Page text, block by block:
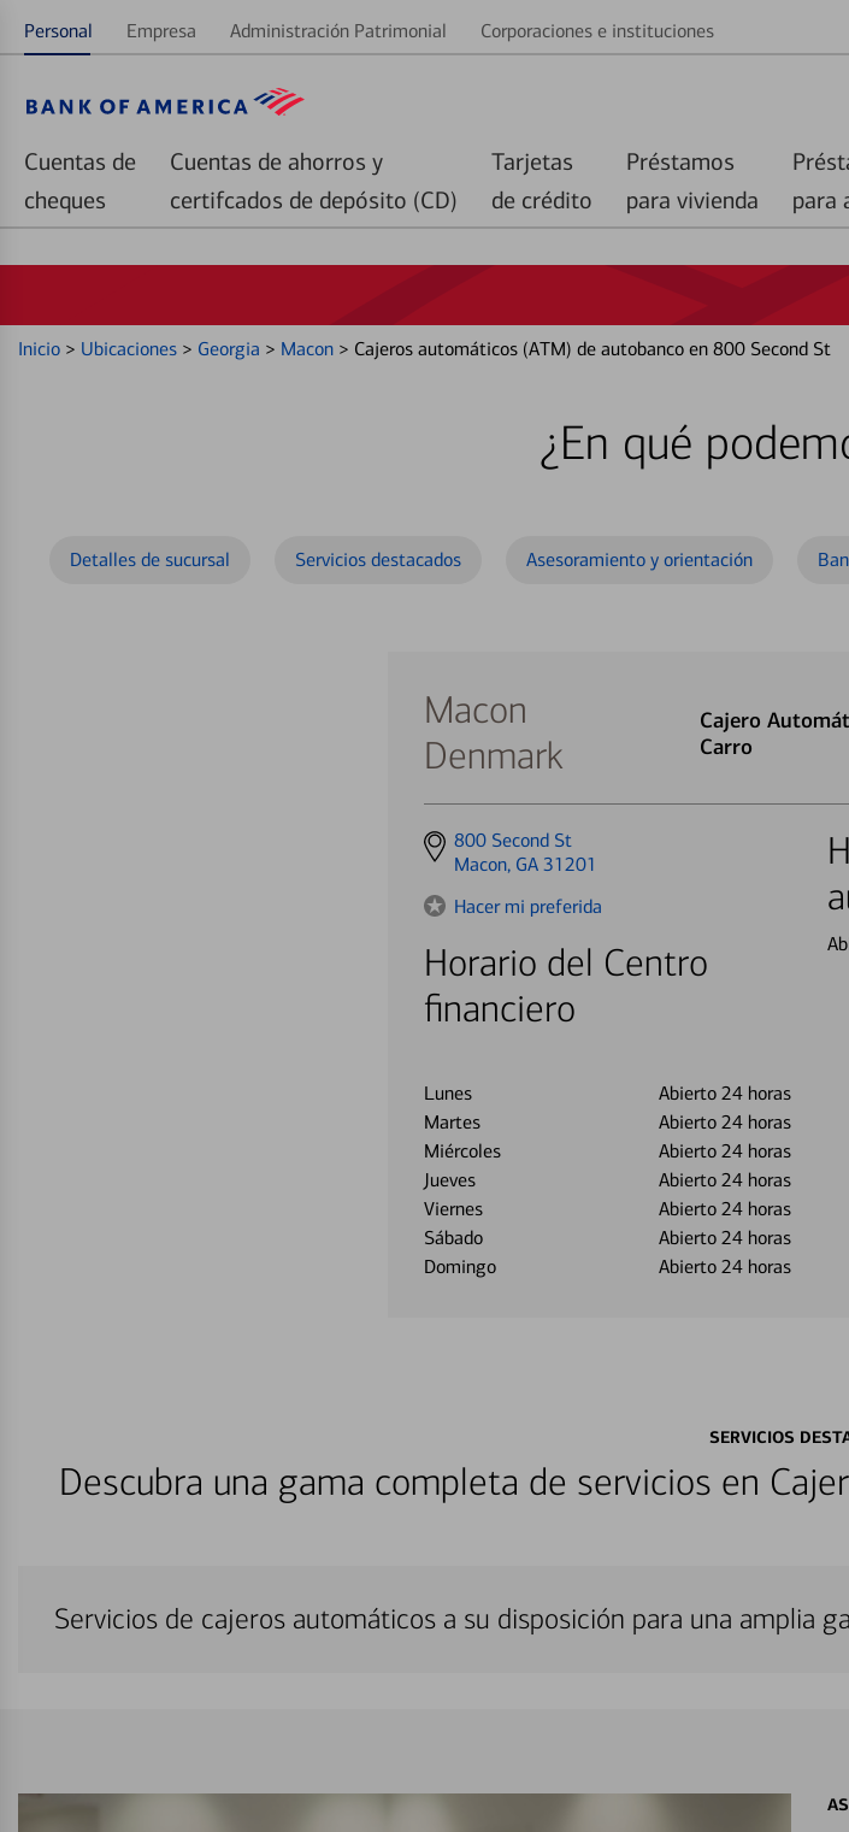
Personal Empresa Administración Patrimonial Corporaciones e instituciones
Cuentas de
cheques
Cuentas de ahorros y
certifcados de depósito (CD)
Tarjetas
de crédito
Préstamos
para vivienda
para
Inicio > Ubicaciones > Georgia > Macon > Cajeros automáticos (ATM) de autobanco en 800 Second St
¿En qué
Detalles de sucursal Servicios destacados Asesoramiento y orientación
Macon
Denmark
Cajero
Carro
Get
directions
800 Second St
Macon, GA 31201
Hacer mi preferida
Horario del Centro
financiero
Lunes
Abierto 24 horas
Martes
Abierto 24 horas
Miércoles
Abierto 24 horas
Jueves
Abierto 24 horas
Viernes
Abierto 24 horas
Sábado
Abierto 24 horas
Domingo
Abierto 24 horas
SERVICIOS
Descubra una gama completa de servicios en
Servicios de cajeros automáticos a su disposición para una amplia